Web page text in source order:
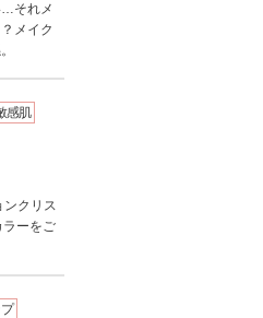
…それメ
メイク
感肌
ンクリス
ラーをご